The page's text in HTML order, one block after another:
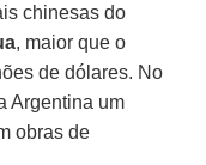
chinesas do
, maior que o
de dólares. No
Argentina um
obras de